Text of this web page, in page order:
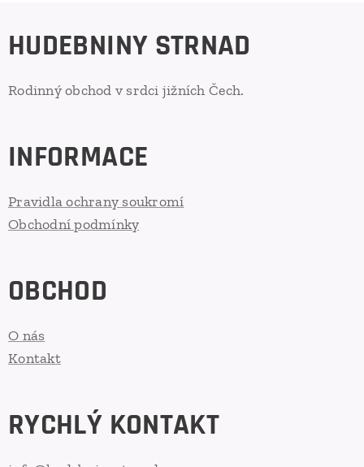
HUDEBNINY STRNAD
Rodinný obchod v srdci jižních Čech.
INFORMACE
Pravidla ochrany soukromí
Obchodní podmínky
OBCHOD
O nás
Kontakt
RYCHLÝ KONTAKT